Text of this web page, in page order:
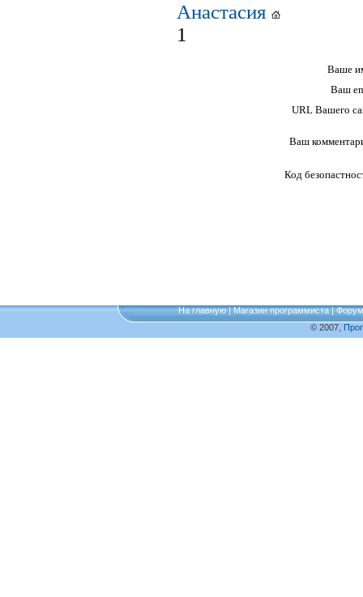
Анастасия
1
Ваше
Ваш
URL Вашего
Ваш
Код
На главную|Магазин программиста|Форум
© 2007,